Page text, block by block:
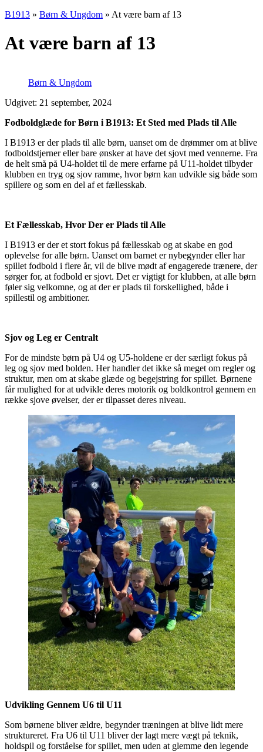
B1913 » Børn & Ungdom » At være barn af 13
At være barn af 13
Børn & Ungdom
Udgivet: 21 september, 2024
Fodboldglæde for Børn i B1913: Et Sted med Plads til Alle
I B1913 er der plads til alle børn, uanset om de drømmer om at blive
fodboldstjerner eller bare ønsker at have det sjovt med vennerne. Fra
de helt små på U4-holdet til de mere erfarne på U11-holdet tilbyder
klubben en tryg og sjov ramme, hvor børn kan udvikle sig både som
spillere og som en del af et fællesskab.
Et Fællesskab, Hvor Der er Plads til Alle
I B1913 er der et stort fokus på fællesskab og at skabe en god
oplevelse for alle børn. Uanset om barnet er nybegynder eller har
spillet fodbold i flere år, vil de blive mødt af engagerede trænere, der
sørger for, at fodbold er sjovt. Det er vigtigt for klubben, at alle børn
føler sig velkomne, og at der er plads til forskellighed, både i
spillestil og ambitioner.
Sjov og Leg er Centralt
For de mindste børn på U4 og U5-holdene er der særligt fokus på
leg og sjov med bolden. Her handler det ikke så meget om regler og
struktur, men om at skabe glæde og begejstring for spillet. Børnene
får mulighed for at udvikle deres motorik og boldkontrol gennem en
række sjove øvelser, der er tilpasset deres niveau.
Udvikling Gennem U6 til U11
Som børnene bliver ældre, begynder træningen at blive lidt mere
struktureret. Fra U6 til U11 bliver der lagt mere vægt på teknik,
holdspil og forståelse for spillet, men uden at glemme den legende